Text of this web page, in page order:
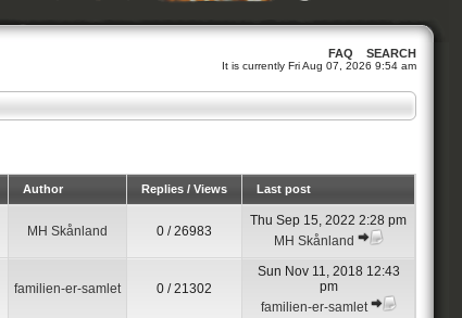
FAQ SEARCH
It is currently Fri Aug 07, 2026 9:54 am
Author Replies / Views Last post
MH Skånland 0 / 26983
Thu Sep 15, 2022 2:28 pm
MH Skånland
familien-er-samlet 0 / 21302
Sun Nov 11, 2018 12:43
pm
familien-er-samlet